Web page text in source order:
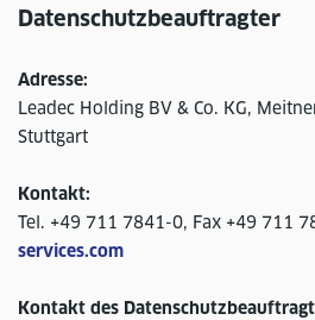
Datenschutzbeauftragter
Adresse:
Leadec Holding BV & Co. KG,
Stuttgart
Kontakt:
Tel. +49 711 7841-0, Fax +49 711
services.com
Kontakt des